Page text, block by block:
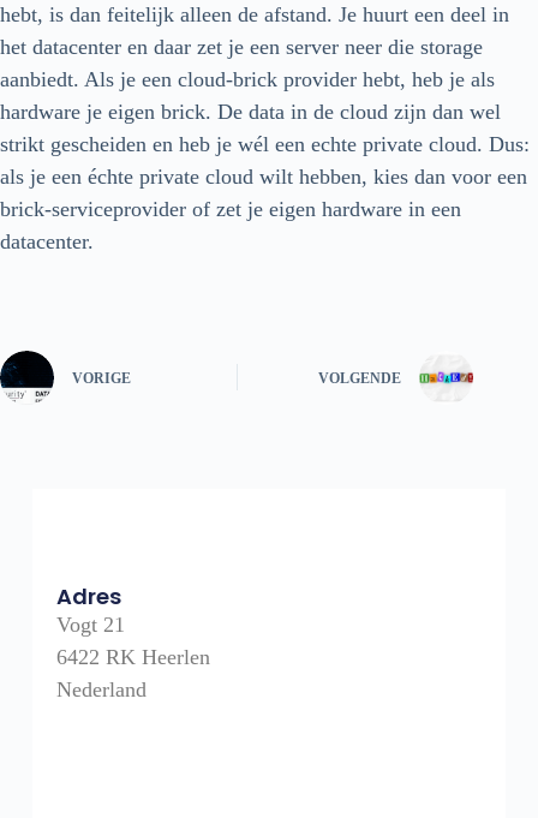
hebt, is dan feitelijk alleen de afstand. Je huurt een deel in
het datacenter en daar zet je een server neer die storage
aanbiedt. Als je een cloud-brick provider hebt, heb je als
hardware je eigen brick. De data in de cloud zijn dan wel
strikt gescheiden en heb je wél een echte private cloud. Dus:
als je een échte private cloud wilt hebben, kies dan voor een
brick-serviceprovider of zet je eigen hardware in een
datacenter.
VORIGE VOLGENDE
Adres
Vogt 21
6422 RK Heerlen
Nederland